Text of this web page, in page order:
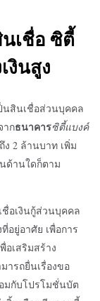
เชื่อ ซิตี้
งินสูง
นสินเชื่อส่วนบุคคล
ากธนาคารซิตี้แบงค์
ง 2 ล้านบาท เพิ่ม
ด้านใดก็ตาม
อเงินกู้ส่วนบุคคล
อยู่อาศัย เพื่อการ
อเสริมสร้าง
ารถยื่นเรื่องขอ
มกับโปรโมชั่นบัต